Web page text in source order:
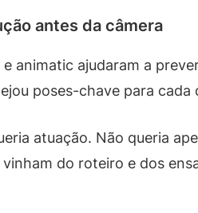
antes da câmera
animatic ajudaram a
poses-chave para cada
atuação. Não queria
do roteiro e dos